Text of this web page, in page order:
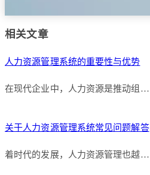
相关文章
人力资源管理系统的重要性与优势
在现代企业中，人力资源是推动组…
关于人力资源管理系统常见问题解答
着时代的发展，人力资源管理也越…